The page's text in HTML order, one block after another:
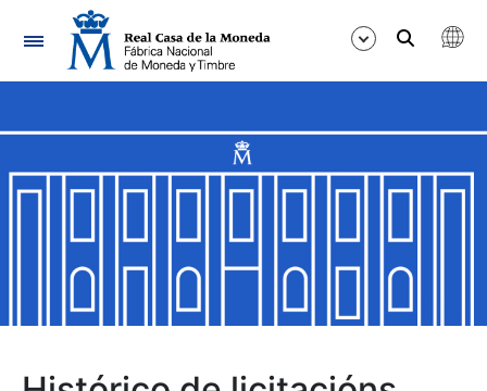
Navegación
Mostrar/Ocultar
Mostrar/Ocultar
Mostrar/Ocultar